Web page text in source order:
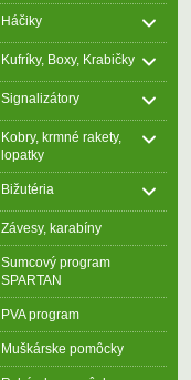
Háčiky
Kufríky, Boxy, Krabičky
Signalizátory
Kobry, krmné rakety,
lopatky
Bižutéria
Závesy, karabíny
Sumcový program
SPARTAN
PVA program
Muškárske pomôcky